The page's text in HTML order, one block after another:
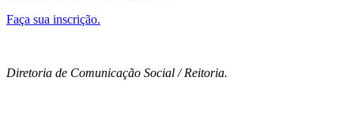
Faça sua inscrição.
Diretoria de Comunicação Social / Reitoria.